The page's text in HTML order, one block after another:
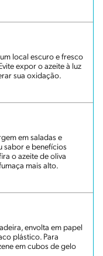
local escuro e fresco
expor o azeite à luz
sua oxidação.
em saladas e
sabor e benefícios
o azeite de oliva
mais alto.
envolta em papel
plástico. Para
em cubos de gelo